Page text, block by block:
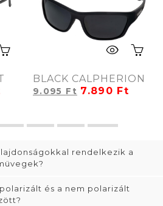
BLACK CALPHERION
9.095 Ft 7.890 Ft
rendelkezik a
és a nem polarizált